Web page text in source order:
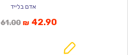
אדם בלייד
61.00המחיר
₪ 42.90המחיר
הוא: